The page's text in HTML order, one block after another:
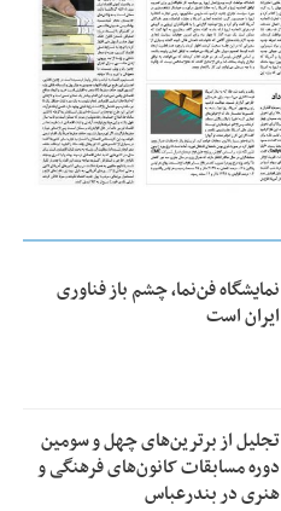
نمایشگاه فن‌نما، چشم باز فناوری
ایران است
تجلیل از بر‌ترین‌های چهل و سومین
دوره مسابقات کانون‌های فرهنگی و
هنری در بندرعباس